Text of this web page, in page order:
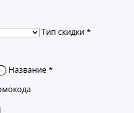
Тип скидки *
Название *